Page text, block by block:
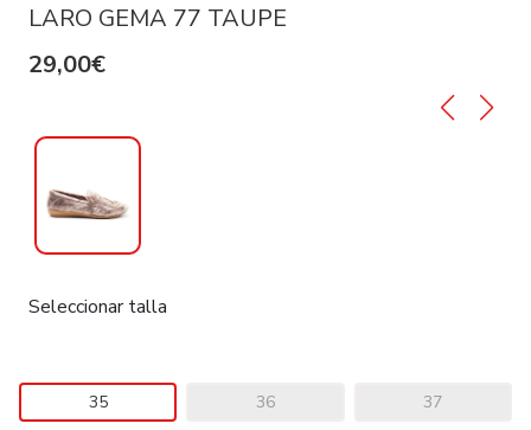
LARO GEMA 77 TAUPE
29,00€
Seleccionar talla
35 36 37